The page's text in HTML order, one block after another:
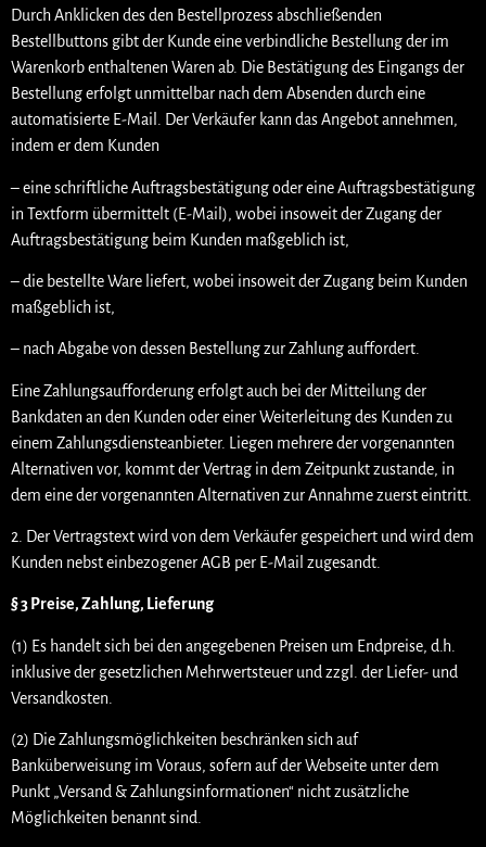
Durch Anklicken des den Bestellprozess abschließenden
Bestellbuttons gibt der Kunde eine verbindliche Bestellung der im
Warenkorb enthaltenen Waren ab. Die Bestätigung des Eingangs der
Bestellung erfolgt unmittelbar nach dem Absenden durch eine
automatisierte E-Mail. Der Verkäufer kann das Angebot annehmen,
indem er dem Kunden
– eine schriftliche Auftragsbestätigung oder eine Auftragsbestätigung
in Textform übermittelt (E-Mail), wobei insoweit der Zugang der
Auftragsbestätigung beim Kunden maßgeblich ist,
– die bestellte Ware liefert, wobei insoweit der Zugang beim Kunden
maßgeblich ist,
– nach Abgabe von dessen Bestellung zur Zahlung auffordert.
Eine Zahlungsaufforderung erfolgt auch bei der Mitteilung der
Bankdaten an den Kunden oder einer Weiterleitung des Kunden zu
einem Zahlungsdiensteanbieter. Liegen mehrere der vorgenannten
Alternativen vor, kommt der Vertrag in dem Zeitpunkt zustande, in
dem eine der vorgenannten Alternativen zur Annahme zuerst eintritt.
2. Der Vertragstext wird von dem Verkäufer gespeichert und wird dem
Kunden nebst einbezogener AGB per E-Mail zugesandt.
§ 3 Preise, Zahlung, Lieferung
(1) Es handelt sich bei den angegebenen Preisen um Endpreise, d.h.
inklusive der gesetzlichen Mehrwertsteuer und zzgl. der Liefer- und
Versandkosten.
(2) Die Zahlungsmöglichkeiten beschränken sich auf
Banküberweisung im Voraus, sofern auf der Webseite unter dem
Punkt „Versand & Zahlungsinformationen“ nicht zusätzliche
Möglichkeiten benannt sind.